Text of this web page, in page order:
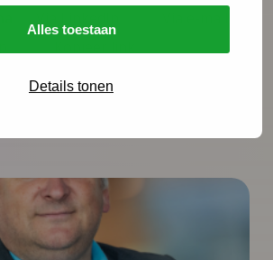
Alles toestaan
Details tonen